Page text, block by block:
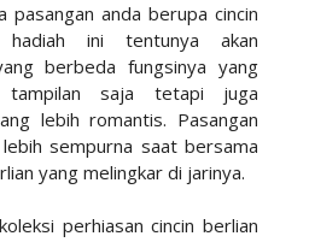
pasangan anda berupa cincin
hadiah ini tentunya akan
berbeda fungsinya yang
saja tetapi juga
lebih romantis. Pasangan
sempurna saat bersama
yang melingkar di jarinya.
perhiasan cincin berlian